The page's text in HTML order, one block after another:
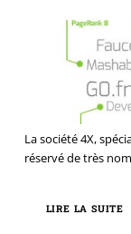
La société 4X,
réservé de très
LIRE LA SUITE